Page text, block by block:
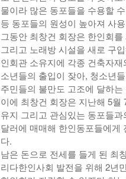
물이라 많은 동포들을 수용할
등 동포들의 원성이 높아져 사
그동안 최창건 회장은 한인회
그리고 노래방 시설을 새로 구
인회관 소유지에 각종 건축자
소년들의 출입이 잦아, 청소년
주민들의 불만도 고조에 달하
이에 최창건 회장은 지난해 5
유지 그리고 관심있는 동포들
달러에 매매해 한인동포들에게
다.
남은 돈으로 전세를 들게 된 최
리다한인사회 발전을 위해 2년